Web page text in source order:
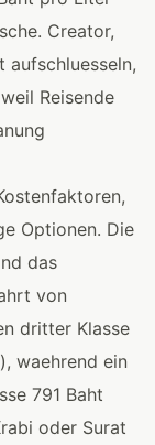
Creator,
Reisende
Optionen. Die
das
von
dritter Klasse
waehrend ein
791 Baht
oder Surat